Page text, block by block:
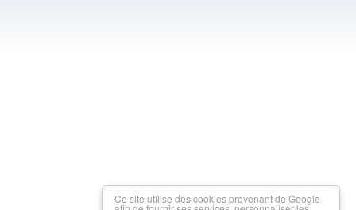
Ce site utilise des cookies provenant de Google